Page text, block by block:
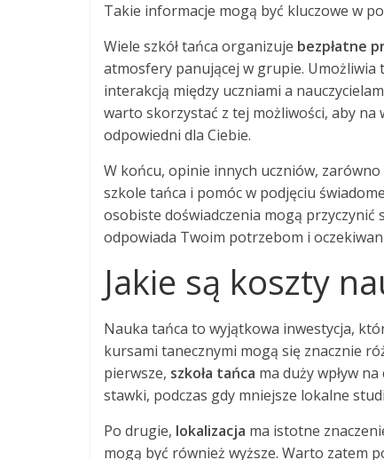
Takie informacje mogą być kluczowe w
Wiele szkół tańca organizuje bezpłatne
atmosfery panującej w grupie.
interakcją między uczniami a
warto skorzystać z tej możliwości, aby na
odpowiedni dla Ciebie.
W końcu, opinie innych uczniów,
szkole tańca i pomóc w podjęciu
osobiste doświadczenia mogą
odpowiada Twoim potrzebom i
Jakie są koszty
Nauka tańca to wyjątkowa inwestycja,
kursami tanecznymi mogą się znacznie
pierwsze, szkoła tańca ma duży wpływ
stawki, podczas gdy mniejsze lokalne
Po drugie, lokalizacja ma istotne
mogą być również wyższe. Warto zatem